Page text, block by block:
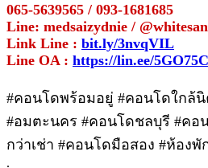
065-5639565 / 093-1681685
Line: medsaizydnie /
Link Line : bit.ly/3nvqVIL
Line OA : https://lin.ee/
#คอนโดพร้อมอยู่ #คอนโดใกล้
#อมตะนคร #คอนโดชลบุรี #คอ
กว่าเช่า #คอนโดมือสอง #ห้องพั
.